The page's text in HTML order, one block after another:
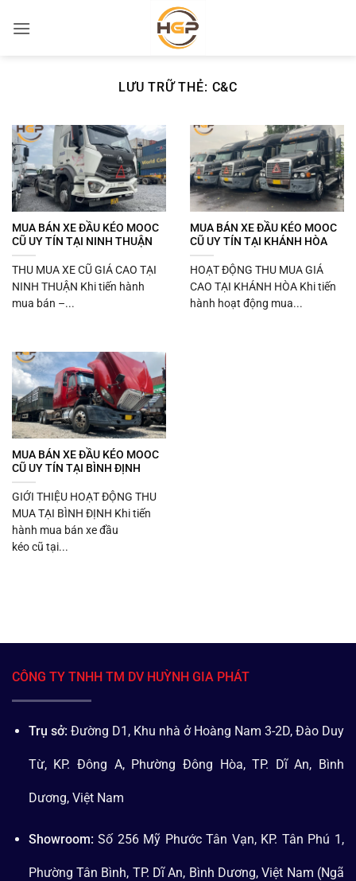
qua
LƯU TRỮ THẺ: C&C
MUA BÁN XE ĐẦU KÉO MOOC
CŨ UY TÍN TẠI NINH THUẬN
THU MUA XE CŨ GIÁ CAO TẠI
NINH THUẬN Khi tiến hành
mua bán –...
MUA BÁN XE ĐẦU KÉO MOOC
CŨ UY TÍN TẠI KHÁNH HÒA
HOẠT ĐỘNG THU MUA GIÁ
CAO TẠI KHÁNH HÒA Khi tiến
hành hoạt động mua...
MUA BÁN XE ĐẦU KÉO MOOC
CŨ UY TÍN TẠI BÌNH ĐỊNH
GIỚI THIỆU HOẠT ĐỘNG THU
MUA TẠI BÌNH ĐỊNH Khi tiến
hành mua bán xe đầu
kéo cũ tại...
CÔNG TY TNHH TM DV HUỲNH GIA PHÁT
Trụ sở: Đường D1, Khu nhà ở Hoàng Nam 3-2D, Đào Duy
Từ, KP. Đông A, Phường Đông Hòa, TP. Dĩ An, Bình
Dương, Việt Nam
Showroom: Số 256 Mỹ Phước Tân Vạn, KP. Tân Phú 1,
Phường Tân Bình, TP. Dĩ An, Bình Dương, Việt Nam (Ngã